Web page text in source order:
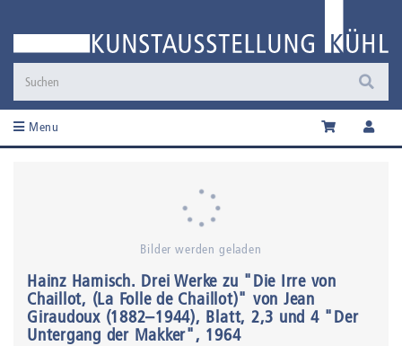
Menu
Bilder werden geladen
Hainz Hamisch. Drei Werke zu "Die Irre von
Chaillot, (La Folle de Chaillot)" von Jean
Giraudoux (1882–1944), Blatt, 2,3 und 4 "Der
Untergang der Makker", 1964